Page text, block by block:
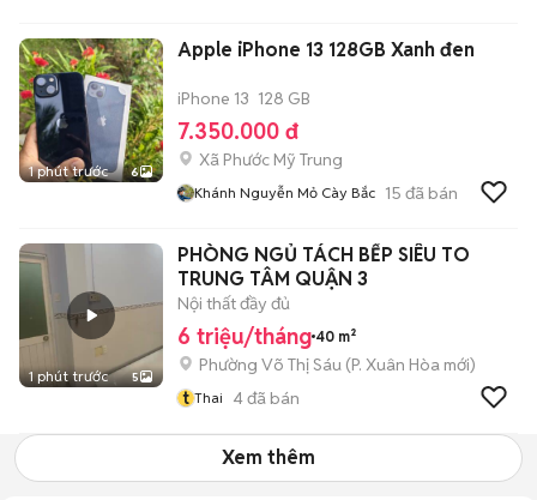
1 phút trước 6
Apple iPhone 13 128GB Xanh đen
iPhone 13 128 GB
7.350.000 đ
Xã Phước Mỹ Trung
Khánh Nguyễn Mỏ Cày Bắc 15 đã bán
1 phút trước 5
PHÒNG NGỦ TÁCH BẾP SIÊU TO
TRUNG TÂM QUẬN 3
Nội thất đầy đủ
6 triệu/tháng 40 m²
Phường Võ Thị Sáu (P. Xuân Hòa mới)
t Thai 4đã bán
Xem thêm